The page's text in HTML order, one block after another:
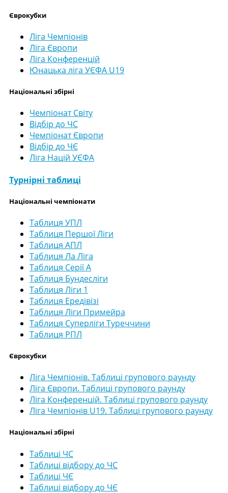
Єврокубки
Ліга Чемпіонів
Ліга Європи
Ліга Конференцій
Юнацька ліга УЄФА U19
Національні збірні
Чемпіонат Світу
Відбір до ЧС
Чемпіонат Європи
Відбір до ЧЄ
Ліга Націй УЄФА
Турнірні таблиці
Національні чемпіонати
Таблиця УПЛ
Таблиця Першої Ліги
Таблиця АПЛ
Таблиця Ла Ліга
Таблиця Серії А
Таблиця Бундесліги
Таблиця Ліги 1
Таблиця Ередівізі
Таблиця Ліги Примейра
Таблиця Суперліги Туреччини
Таблиця РПЛ
Єврокубки
Ліга Чемпіонів. Таблиці групового раунду
Ліга Європи. Таблиці групового раунду
Ліга Конференцій. Таблиці групового раунду
Ліга Чемпіонів U19. Таблиці групового раунду
Національні збірні
Таблиці ЧС
Таблиці відбору до ЧС
Таблиці ЧЄ
Таблиці відбору до ЧЄ